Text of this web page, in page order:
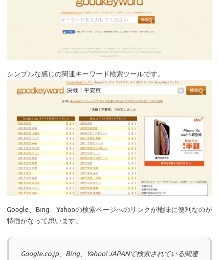
シンプルな感じの関連キーワード検索ツールです。
Google、Bing、Yahooの検索ページへのリンクが地味に便利なのが
特徴かなって思います。
Google.co.jp、Bing、Yahoo! JAPANで検索されている関連